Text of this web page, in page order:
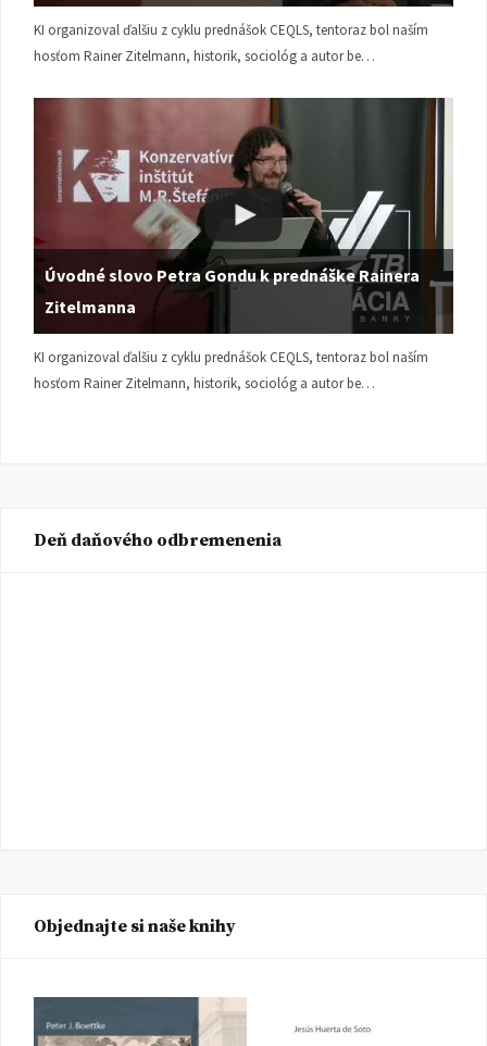
KI organizoval ďalšiu z cyklu prednášok CEQLS, tentoraz bol naším
hosťom Rainer Zitelmann, historik, sociológ a autor be…
Úvodné slovo Petra Gondu k prednáške Rainera
Zitelmanna
KI organizoval ďalšiu z cyklu prednášok CEQLS, tentoraz bol naším
hosťom Rainer Zitelmann, historik, sociológ a autor be…
Deň daňového odbremenenia
Objednajte si naše knihy